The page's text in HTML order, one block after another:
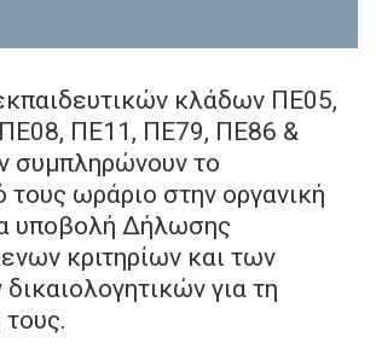
κλάδων ΠΕ05,
ΠΕ11, ΠΕ79, ΠΕ86 &
συμπληρώνουν το
ωράριο στην οργανική
υποβολή Δήλωσης
κριτηρίων και των
για τη